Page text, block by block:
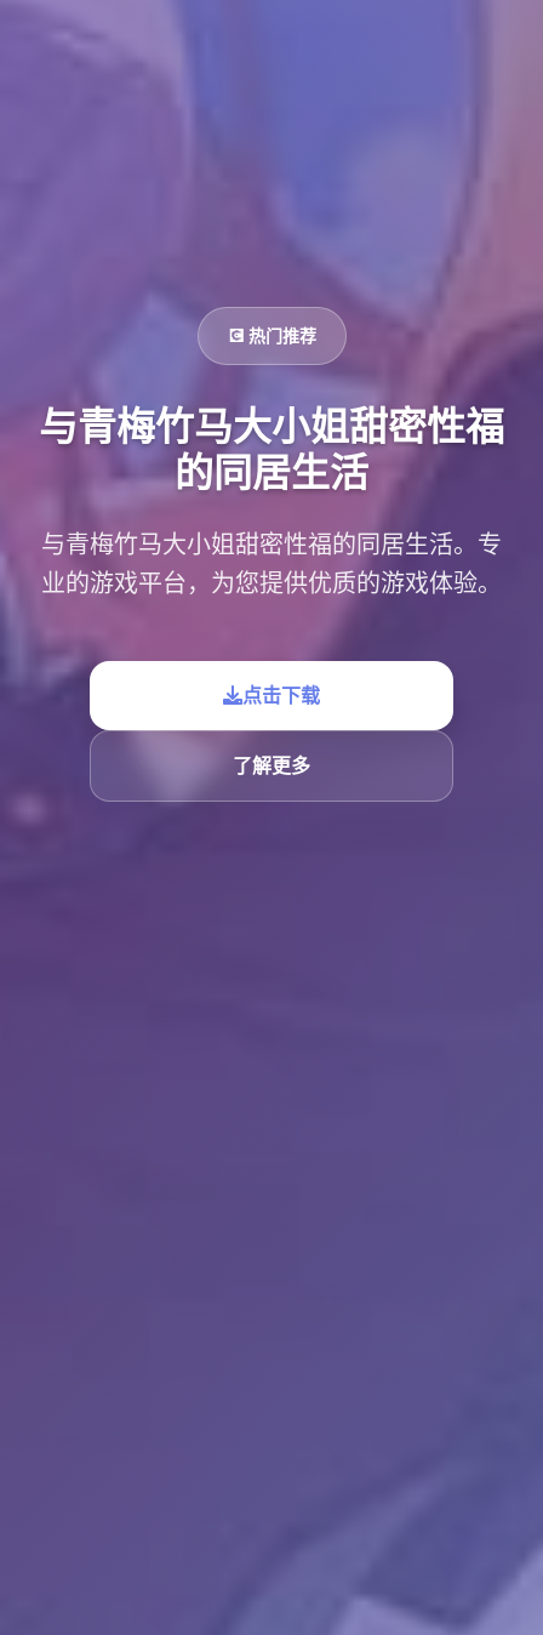
💽 热门推荐
与青梅竹马大小姐甜密性福
的同居生活
与青梅竹马大小姐甜密性福的同居生活。专
业的游戏平台，为您提供优质的游戏体验。
点击下载
了解更多